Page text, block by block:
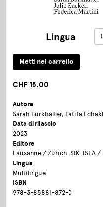
Lingua
CHF 15.00
Autore
Sarah Burkhalter, Latifa
Data di rilascio
2023
Editore
Lausanne / Zürich: SIK-ISEA /
Lingua
Multilingue
ISBN
978-3-85881-872-0